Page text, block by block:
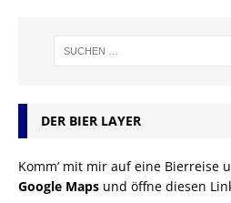
DER BIER LAYER
Komm’ mit mir auf eine Bierreise
Google Maps und öffne diesen